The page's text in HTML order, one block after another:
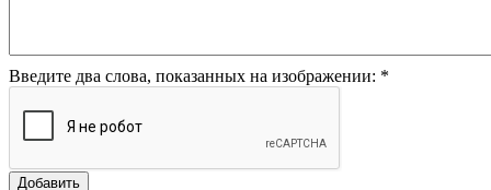
Введите два слова, показанных на изображении: *